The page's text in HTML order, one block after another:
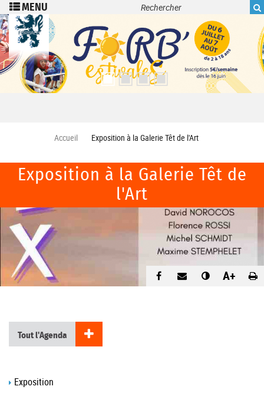
Aller au contenu principal
Recherche
Accueil Exposition à la Galerie Têt de l'Art
Exposition à la Galerie Têt de
l'Art
A+
Tout l'Agenda
Exposition